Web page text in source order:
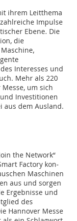
ihrem Leitthema
Impulse
Ebene. Die
die
Interesses und
Mehr als 220
um sich
Investi­tionen
aus dem Ausland.
the Network“
Factory kon­
Maschinen
aus und sorgen
Ergebnisse und
des
Hannover Messe